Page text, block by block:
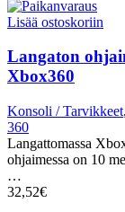
Lisää ostoskoriin
Langaton
Xbox360
Konsoli / Tarvikkeet,
360
Langattomassa
ohjaimessa on 10
…
32,52€